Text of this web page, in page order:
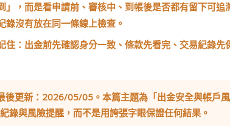
」，而是看申請前、審核中、到帳後是否都有留下可
錄沒有放在同一條線上檢查。
住：出金前先確認身分一致、條款先看完、交易紀錄
後更新：2026/05/05 。本篇主題為「出金安全與帳戶
錄與風險提醒，而不是用誇張字眼保證任何結果。